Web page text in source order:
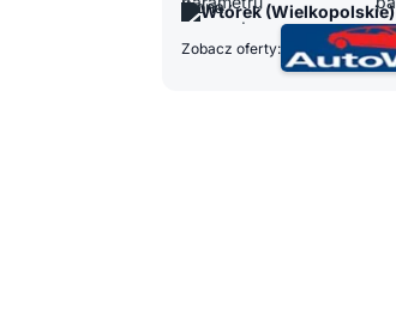
Wtórek (Wielkopolskie)
Zobacz oferty: